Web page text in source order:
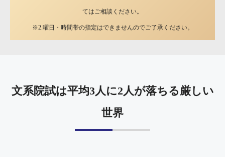
てはご相談ください。
※2.曜日・時間帯の指定はできませんのでご了承ください。
文系院試は平均3人に2人が落ちる厳しい
世界